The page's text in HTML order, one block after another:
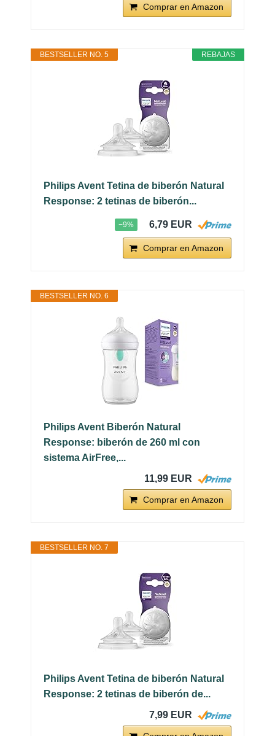
Comprar en Amazon
REBAJAS
BESTSELLER NO. 5
Philips Avent Tetina de biberón Natural
Response: 2 tetinas de biberón...
−9% 6,79 EUR
Comprar en Amazon
BESTSELLER NO. 6
Philips Avent Biberón Natural
Response: biberón de 260 ml con
sistema AirFree,...
11,99 EUR
Comprar en Amazon
BESTSELLER NO. 7
Philips Avent Tetina de biberón Natural
Response: 2 tetinas de biberón de...
7,99 EUR